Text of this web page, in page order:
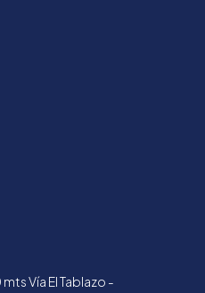
Vía El Tablazo -